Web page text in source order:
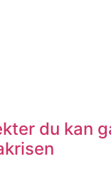
du kan